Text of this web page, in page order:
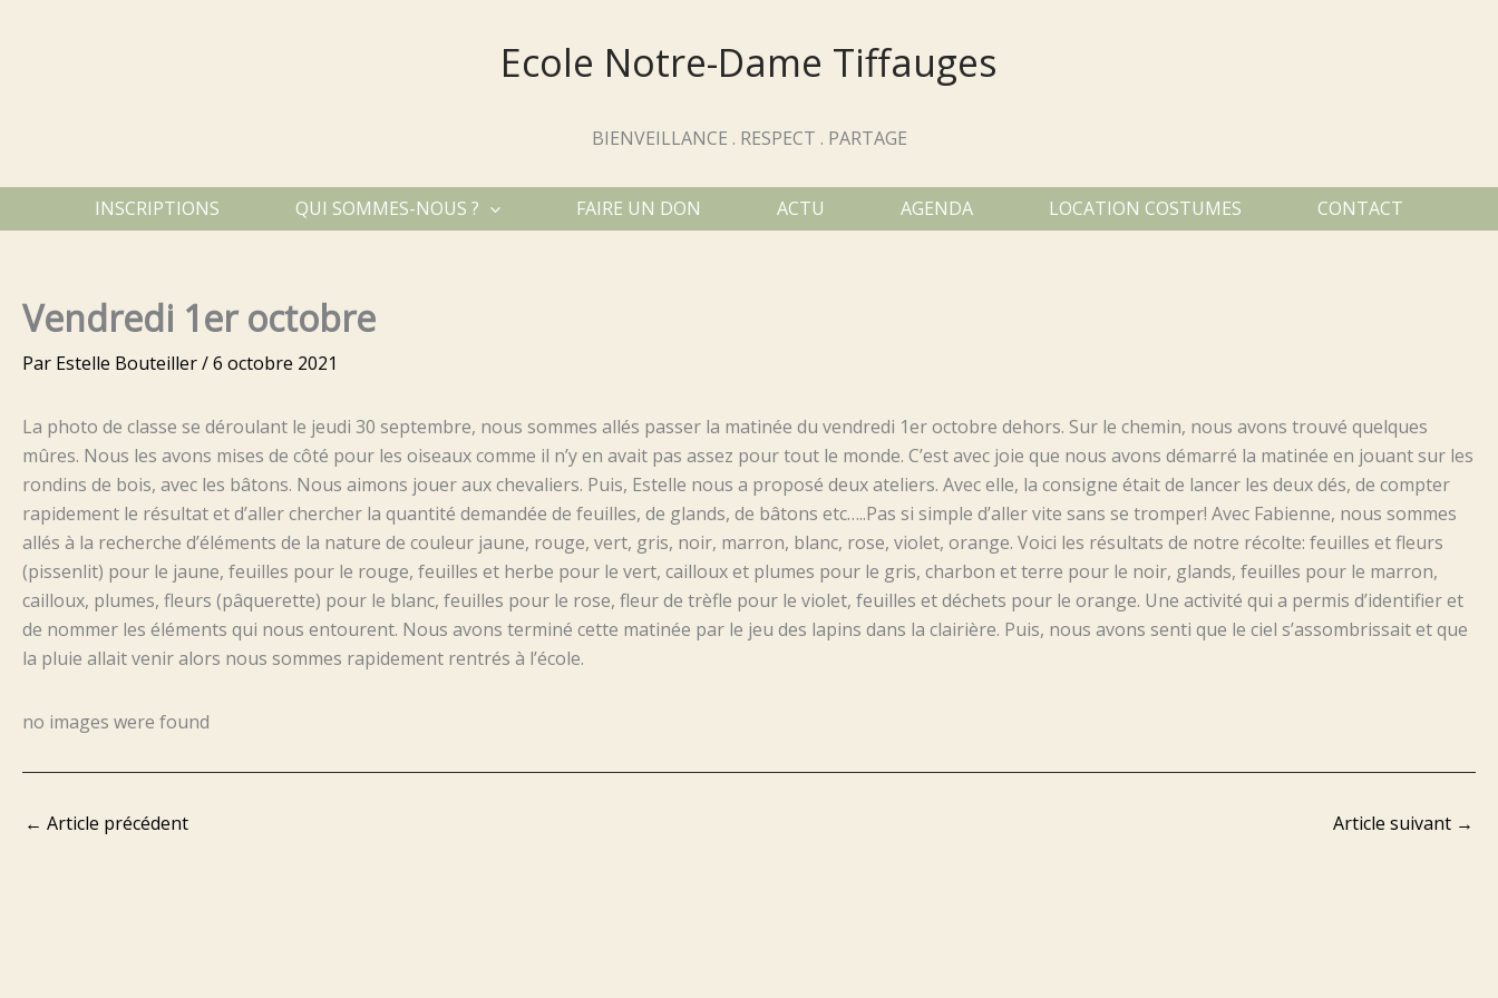
Ecole Notre-Dame Tiffauges
BIENVEILLANCE . RESPECT . PARTAGE
INSCRIPTIONS QUI SOMMES-NOUS ? FAIRE UN DON ACTU AGENDA LOCATION COSTUMES CONTACT
Vendredi 1er octobre
Par Estelle Bouteiller/6 octobre 2021
La photo de classe se déroulant le jeudi 30 septembre, nous sommes allés passer la matinée du vendredi 1er octobre dehors. Sur le chemin, nous avons trouvé quelques
mûres. Nous les avons mises de côté pour les oiseaux comme il n’y en avait pas assez pour tout le monde. C’est avec joie que nous avons démarré la matinée en jouant sur les
rondins de bois, avec les bâtons. Nous aimons jouer aux chevaliers. Puis, Estelle nous a proposé deux ateliers. Avec elle, la consigne était de lancer les deux dés, de compter
rapidement le résultat et d’aller chercher la quantité demandée de feuilles, de glands, de bâtons etc…..Pas si simple d’aller vite sans se tromper! Avec Fabienne, nous sommes
allés à la recherche d’éléments de la nature de couleur jaune, rouge, vert, gris, noir, marron, blanc, rose, violet, orange. Voici les résultats de notre récolte: feuilles et fleurs
(pissenlit) pour le jaune, feuilles pour le rouge, feuilles et herbe pour le vert, cailloux et plumes pour le gris, charbon et terre pour le noir, glands, feuilles pour le marron,
cailloux, plumes, fleurs (pâquerette) pour le blanc, feuilles pour le rose, fleur de trèfle pour le violet, feuilles et déchets pour le orange. Une activité qui a permis d’identifier et
de nommer les éléments qui nous entourent. Nous avons terminé cette matinée par le jeu des lapins dans la clairière. Puis, nous avons senti que le ciel s’assombrissait et que
la pluie allait venir alors nous sommes rapidement rentrés à l’école.
no images were found
← Article précédent Article suivant →